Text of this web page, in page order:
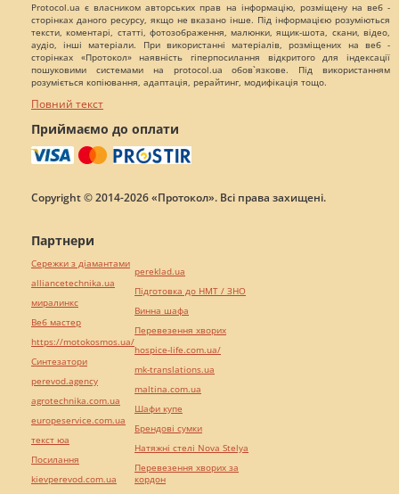
Protocol.ua є власником авторських прав на інформацію, розміщену на веб -
сторінках даного ресурсу, якщо не вказано інше. Під інформацією розуміються
тексти, коментарі, статті, фотозображення, малюнки, ящик-шота, скани, відео,
аудіо, інші матеріали. При використанні матеріалів, розміщених на веб -
сторінках «Протокол» наявність гіперпосилання відкритого для індексації
пошуковими системами на protocol.ua обов`язкове. Під використанням
розуміється копіювання, адаптація, рерайтинг, модифікація тощо.
Повний текст
Приймаємо до оплати
Copyright © 2014-2026 «Протокол». Всі права захищені.
Партнери
Сережки з діамантами
alliancetechnika.ua
миралинкс
Веб мастер
https://motokosmos.ua/
Синтезатори
perevod.agency
agrotechnika.com.ua
europeservice.com.ua
текст юа
Посилання
kievperevod.com.ua
pereklad.ua
Підготовка до НМТ / ЗНО
Винна шафа
Перевезення хворих
hospice-life.com.ua/
mk-translations.ua
maltina.com.ua
Шафи купе
Брендові сумки
Натяжні стелі Nova Stelya
Перевезення хворих за
кордон